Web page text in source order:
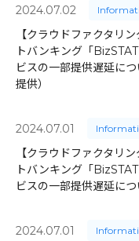
2024.07.02
【クラウドファクタリ
トバンキング「
ビスの一部提供遅延に
提供）
2024.07.01
【クラウドファクタリ
トバンキング「
ビスの一部提供遅延につ
2024.07.01